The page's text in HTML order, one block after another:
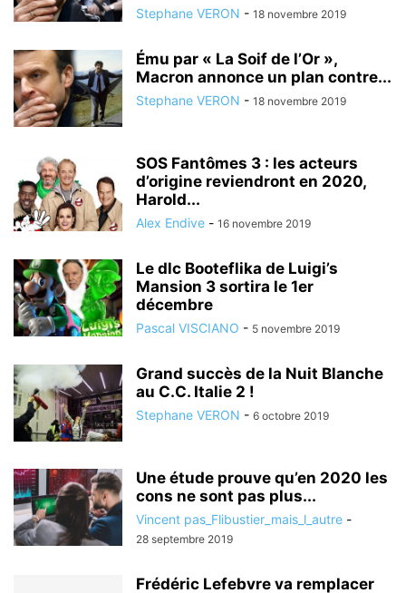
Stephane VERON - 18 novembre 2019
Ému par « La Soif de l’Or »,
Macron annonce un plan contre...
Stephane VERON - 18 novembre 2019
SOS Fantômes 3 : les acteurs
d’origine reviendront en 2020,
Harold...
Alex Endive - 16 novembre 2019
Le dlc Booteflika de Luigi’s
Mansion 3 sortira le 1er
décembre
Pascal VISCIANO - 5 novembre 2019
Grand succès de la Nuit Blanche
au C.C. Italie 2 !
Stephane VERON - 6 octobre 2019
Une étude prouve qu’en 2020 les
cons ne sont pas plus...
Vincent pas_Flibustier_mais_l_autre -
28 septembre 2019
Frédéric Lefebvre va remplacer